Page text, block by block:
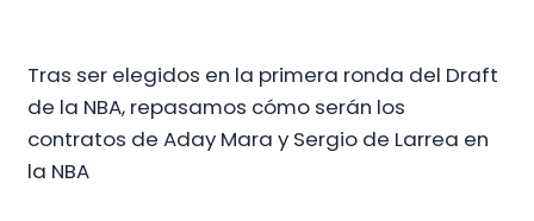
Tras ser elegidos en la primera ronda del Draft
de la NBA, repasamos cómo serán los
contratos de Aday Mara y Sergio de Larrea en
la NBA